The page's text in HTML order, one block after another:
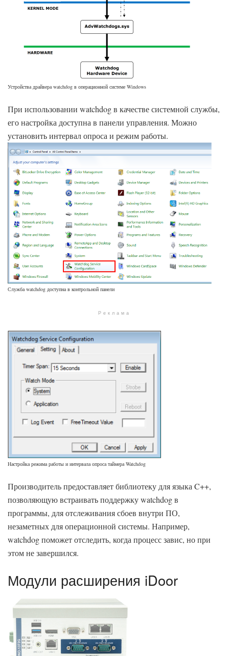
Устройства драйвера watchdog в операционной системе Windows
При использовании watchdog в качестве системной службы,
его настройка доступна в панели управления. Можно
установить интервал опроса и режим работы.
Служба watchdog доступна в контрольной панели
Реклама
Настройка режима работы и интервала опроса таймера Watchdog
Производитель предоставляет библиотеку для языка C++,
позволяющую встраивать поддержку watchdog в
программы, для отслеживания сбоев внутри ПО,
незаметных для операционной системы. Например,
watchdog поможет отследить, когда процесс завис, но при
этом не завершился.
Модули расширения iDoor